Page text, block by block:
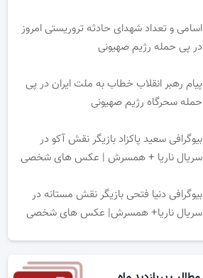
اسامی و تعداد شهدای حادثه تروریستی امروز
در پی حمله رژیم صهیونی
پیام رهبر انقلاب خطاب به ملت ایران در پی
حمله سحرگاه رژیم صهیونی
بیوگرافی سعید پاکزاد بازیگر نقش آکو در
سریال ناریا + همسرش | عکس های شخصی
بیوگرافی دنیا فتحی بازیگر نقش مستانه در
سریال ناریا+ همسرش| عکس های شخصی